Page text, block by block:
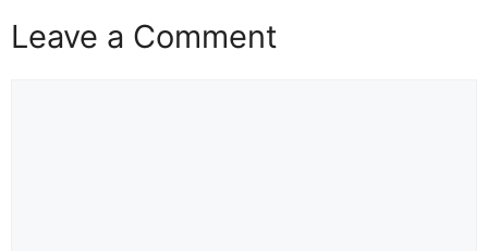
Leave a Comment